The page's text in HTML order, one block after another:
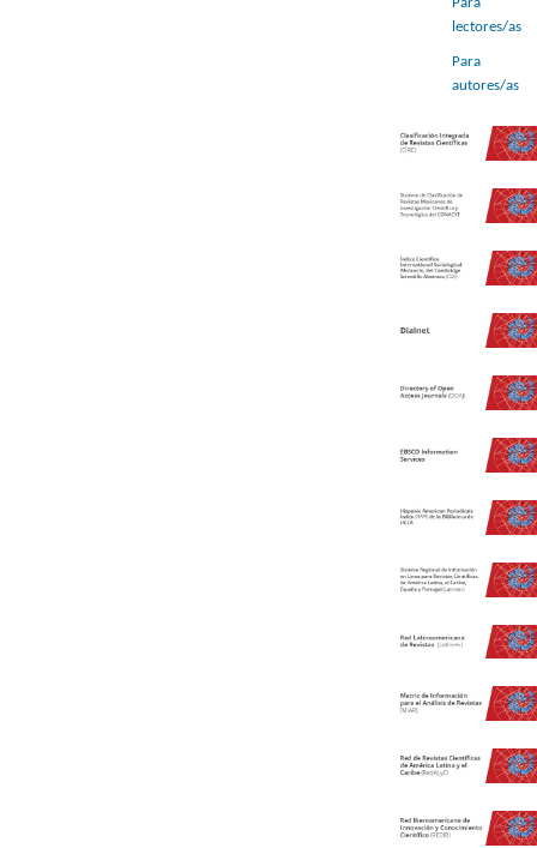
lectores/as
Para
autores/as